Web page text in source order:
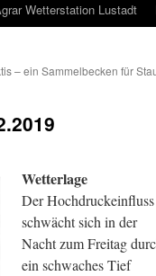
Wetterstation Lustadt
– ein Sammelbecken für
Wetterlage
Der Hochdruckeinfluss
schwächt sich in der
Nacht zum Freitag
ein schwaches Tief